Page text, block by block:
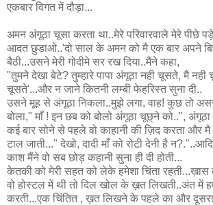
एकबार विगत में दौड़ा...
अमन अंगूठा चूसा करता था..मेरे परिवारवाले मेरे पीछे
आदत छुडाओ..'दो साल के अमन को मै एक बार अपने
बैठी...उसने मेरी गोदीमे सर रख दिया..मैंने कहा,
"तुमने देखा बेटे? तुम्हारे पापा अंगूठा नही चूसते, मै नही
चूसते'...और न जाने कितनी लम्बी फेहरिस्त सुना दी..
उसने मूह से अंगूठा निकला..मुझे लगा, वाह! कुछ तो
बोला," माँ ! इन छब को बोलो अंगूठा चूछ्ने को..", अंगूठा
कई बार सोने से पहले वो काहानी की ज़िद करता और
टाल जाती..." देखो, दादी माँ को रोटी देनी है
काश मैंने वो सब छोड़ कहानी सुना ही दी होती...
केतकी को मेरी सहत को लेके हमेशा चिंता रहती...ख़ास
वो होस्टल में थी तो दिल खोल के ख़त लिखती..अंत में
करती...एक चिंतित , ख़त लिखने के पहले का और